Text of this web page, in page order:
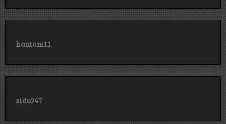
hantam11
sido247